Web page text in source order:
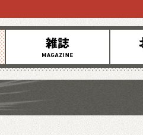
雑誌 お知らせ